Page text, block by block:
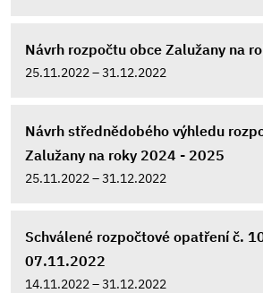
Návrh rozpočtu obce Zalužany na
25.11.2022 – 31.12.2022
Návrh střednědobého výhledu
Zalužany na roky 2024 - 2025
25.11.2022 – 31.12.2022
Schválené rozpočtové opatření č.
07.11.2022
14.11.2022 – 31.12.2022